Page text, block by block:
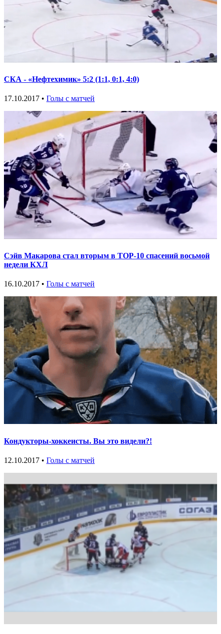
CКА - «Нефтехимик» 5:2 (1:1, 0:1, 4:0)
17.10.2017 • Голы с матчей
Сэйв Макарова стал вторым в ТОР-10 спасений восьмой
недели КХЛ
16.10.2017 • Голы с матчей
Кондукторы-хоккеисты. Вы это видели?!
12.10.2017 • Голы с матчей